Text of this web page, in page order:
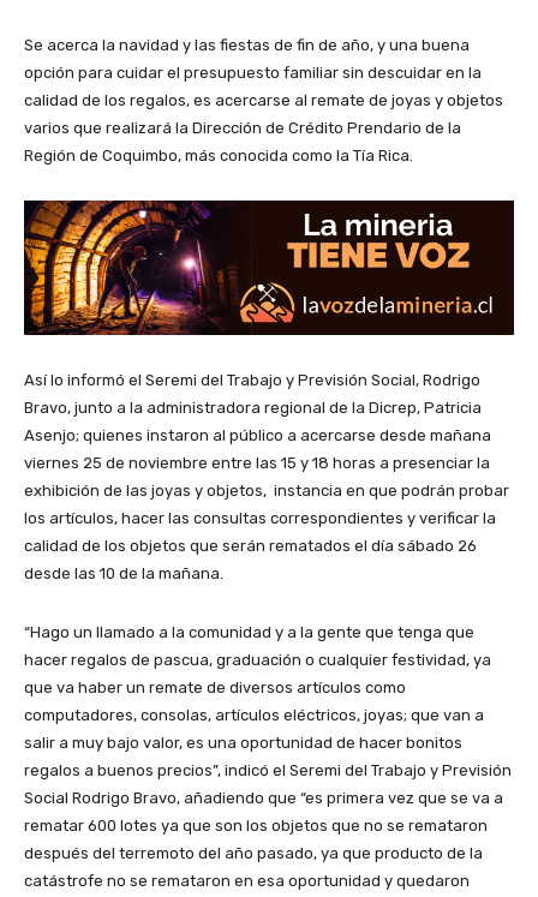
Se acerca la navidad y las fiestas de fin de año, y una buena
opción para cuidar el presupuesto familiar sin descuidar en la
calidad de los regalos, es acercarse al remate de joyas y objetos
varios que realizará la Dirección de Crédito Prendario de la
Región de Coquimbo, más conocida como la Tía Rica.
Así lo informó el Seremi del Trabajo y Previsión Social, Rodrigo
Bravo, junto a la administradora regional de la Dicrep, Patricia
Asenjo; quienes instaron al público a acercarse desde mañana
viernes 25 de noviembre entre las 15 y 18 horas a presenciar la
exhibición de las joyas y objetos, instancia en que podrán probar
los artículos, hacer las consultas correspondientes y verificar la
calidad de los objetos que serán rematados el día sábado 26
desde las 10 de la mañana.
“Hago un llamado a la comunidad y a la gente que tenga que
hacer regalos de pascua, graduación o cualquier festividad, ya
que va haber un remate de diversos artículos como
computadores, consolas, artículos eléctricos, joyas; que van a
salir a muy bajo valor, es una oportunidad de hacer bonitos
regalos a buenos precios”, indicó el Seremi del Trabajo y Previsión
Social Rodrigo Bravo, añadiendo que “es primera vez que se va a
rematar 600 lotes ya que son los objetos que no se remataron
después del terremoto del año pasado, ya que producto de la
catástrofe no se remataron en esa oportunidad y quedaron